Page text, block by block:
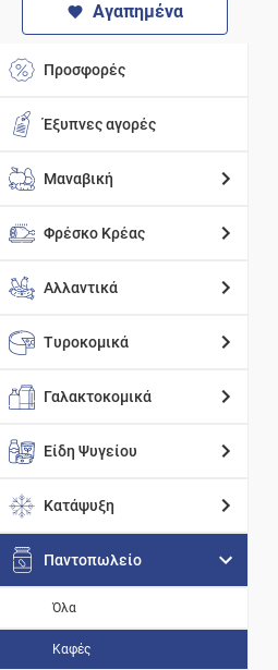
Αγαπημένα
Προσφορές
Έξυπνες αγορές
Μαναβική
Φρέσκο Κρέας
Αλλαντικά
Τυροκομικά
Γαλακτοκομικά
Είδη Ψυγείου
Κατάψυξη
Παντοπωλείο
Όλα
Καφές